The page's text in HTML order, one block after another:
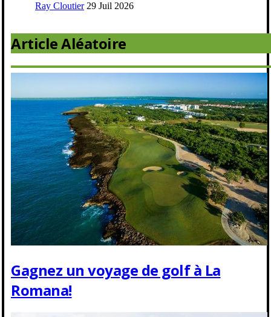
Ray Cloutier 29 Juil 2026
Article Aléatoire
Gagnez un voyage de golf à La
Romana!